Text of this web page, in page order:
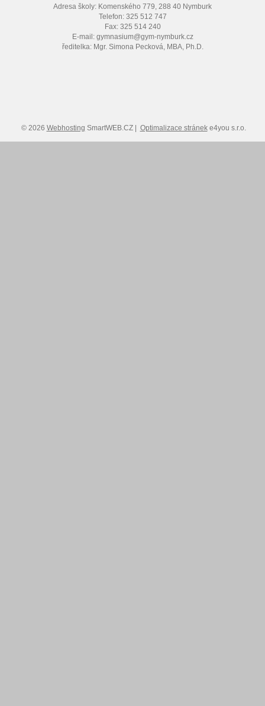
Adresa školy: Komenského 779, 288 40 Nymburk
Telefon: 325 512 747
Fax: 325 514 240
E-mail: gymnasium@gym-nymburk.cz
ředitelka: Mgr. Simona Pecková, MBA, Ph.D.
© 2026 Webhosting SmartWEB.CZ | Optimalizace stráneke4you s.r.o.